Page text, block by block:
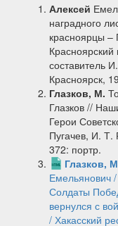
Алексей
наградного
красноярцы –
Красноярский
составитель
Красноярск,
Глазков, М.
Глазков //
Герои
Пугачев, И. Т.
372: портр.
Глазков,
Емельянович
Солдаты
вернулся с
/ Хакасский